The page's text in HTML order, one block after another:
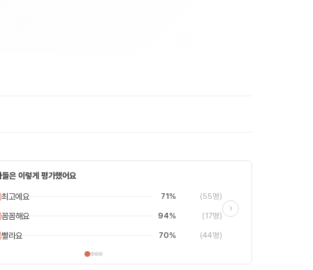
은 이렇게 평가했어요
최고에요 71% (55명)
꼼꼼해요 94% (17명)
빨라요 70% (44명)
최고에요
평범해요
›